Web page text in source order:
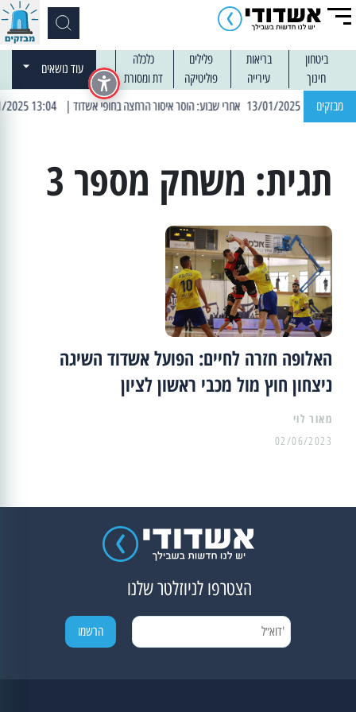
ביטחון בריאות פלילים
כלכלה
חינוך
עירייה פוליטיקה דת ומסורת
עוד נושאים
מבזקים
| 12:14 13/01/2025 אחרי שבוע: הוסר איסור הרחצה בחופי אשדוד | 13:04 14/01/2025 עובדים בלילות: עבודות קרצוף וריבוד אספלט
תגית: משחק מספר 3
האלופה חזרה לחיים: הפועל אשדוד השיגה
ניצחון חוץ מול מכבי ראשון לציון
מאור לוי
02/06/2023
הצטרפו לניוזלטר שלנו